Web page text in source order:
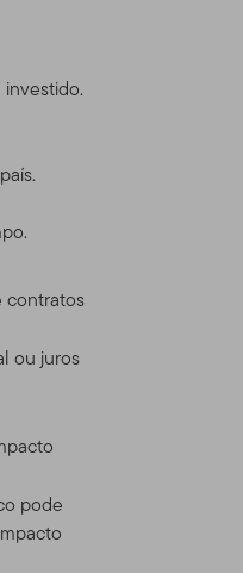
contratos
ou juros
pode